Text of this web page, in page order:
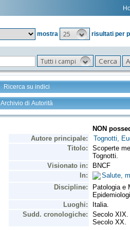
mostra
25 risultati per
Tutti i campi
Ricerca su indici
Archivio di Autorità